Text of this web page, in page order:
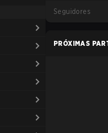
Seguidores
PRÓXIMAS